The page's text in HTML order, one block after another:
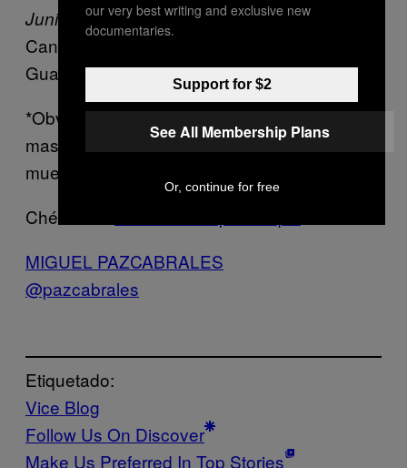
Junio 14
Canada vs. Panama
Guadalupe vs. EUA
*Obvio Mexico jugará en Dallas, el estadio
mas grande y que dejará más lana. Una
muestra más que esto está arregladísimo.
Chécate el
MIGUEL PAZCABRALES
@pazcabrales
Etiquetado:
Vice Blog
Follow Us On Discover
Make Us Preferred In Top Stories
our very best writing and exclusive new
documentaries.
Support for $2
See All Membership Plans
Or, continue for free